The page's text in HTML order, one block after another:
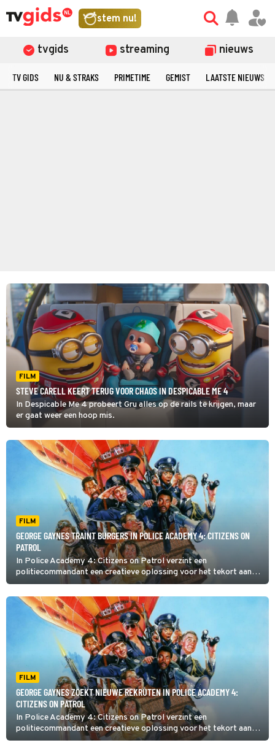
stem nu!
tvgids streaming nieuws
TV GIDS NU & STRAKS PRIMETIME GEMIST LAATSTE NIEUWS
FILM
STEVE CARELL KEERT TERUG VOOR CHAOS IN DESPICABLE ME 4
In Despicable Me 4 probeert Gru alles op de rails te krijgen, maar
er gaat weer een hoop mis.
FILM
GEORGE GAYNES TRAINT BURGERS IN POLICE ACADEMY 4: CITIZENS ON
PATROL
In Police Academy 4: Citizens on Patrol verzint een
politiecommandant een creatieve oplossing voor het tekort aan
agenten.
FILM
GEORGE GAYNES ZOEKT NIEUWE REKRUTEN IN POLICE ACADEMY 4:
CITIZENS ON PATROL
In Police Academy 4: Citizens on Patrol verzint een
politiecommandant een creatieve oplossing voor het tekort aan
agenten.